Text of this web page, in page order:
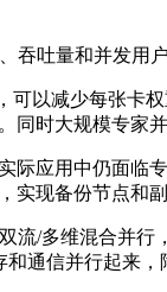
吐量和并发用
减少每张卡权
时大规模专家
用中仍面临
现备份节点和
维混合并行
通信并行起来，